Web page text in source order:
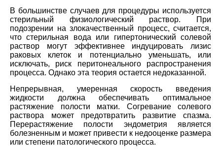
В большинстве случаев для процедуры используется
стерильный физиологический раствор. При
подозрении на злокачественный процесс, считается,
что стерильная вода или гипертонический солевой
раствор могут эффективнее индуцировать лизис
раковых клеток и потенциально уменьшать, или
исключать, риск перитонеального распространения
процесса. Однако эта теория остается недоказанной.
Непрерывная, умеренная скорость введения
жидкости должна обеспечивать оптимальное
растяжение полости матки. Согревание солевого
раствора может предотвратить развитие спазма.
Перерастяжение полости эндометрия является
болезненным и может привести к недооценке размера
или степени патологического процесса.